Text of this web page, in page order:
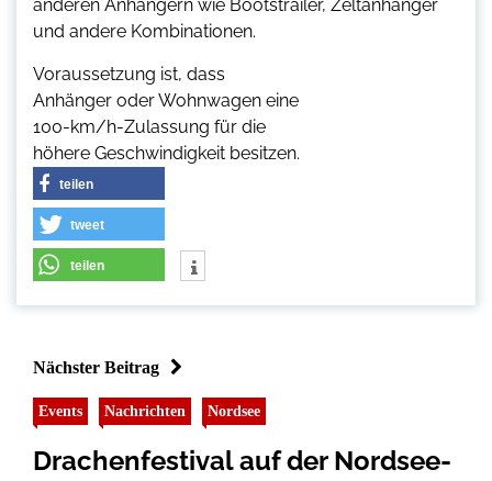
anderen Anhängern wie Bootstrailer, Zeltanhänger
und andere Kombinationen.
Voraussetzung ist, dass
Anhänger oder Wohnwagen eine
100-km/h-Zulassung für die
höhere Geschwindigkeit besitzen.
teilen
tweet
teilen
Nächster Beitrag
Events Nachrichten Nordsee
Drachenfestival auf der Nordsee-